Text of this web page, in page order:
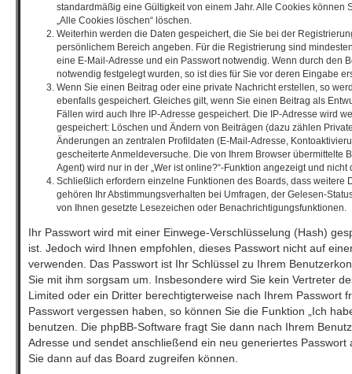
standardmäßig eine Gültigkeit von einem Jahr. Alle Cookies können
„Alle Cookies löschen“ löschen.
Weiterhin werden die Daten gespeichert, die Sie bei der
persönlichem Bereich angeben. Für die Registrierung sind
eine E-Mail-Adresse und ein Passwort notwendig. Wenn durch den
notwendig festgelegt wurden, so ist dies für Sie vor deren Eingabe
Wenn Sie einen Beitrag oder eine private Nachricht erstellen, so
ebenfalls gespeichert. Gleiches gilt, wenn Sie einen Beitrag als
Fällen wird auch Ihre IP-Adresse gespeichert. Die IP-Adresse wird
gespeichert: Löschen und Ändern von Beiträgen (dazu zählen
Änderungen an zentralen Profildaten (E-Mail-Adresse,
gescheiterte Anmeldeversuche. Die von Ihrem Browser übermittelte
Agent) wird nur in der „Wer ist online?“-Funktion angezeigt und
Schließlich erfordern einzelne Funktionen des Boards, dass weitere
gehören Ihr Abstimmungsverhalten bei Umfragen, der Gelesen-
von Ihnen gesetzte Lesezeichen oder Benachrichtigungsfunktionen.
Ihr Passwort wird mit einer Einwege-Verschlüsselung (Hash)
ist. Jedoch wird Ihnen empfohlen, dieses Passwort nicht auf
verwenden. Das Passwort ist Ihr Schlüssel zu Ihrem
Sie mit ihm sorgsam um. Insbesondere wird Sie kein Vertreter
Limited oder ein Dritter berechtigterweise nach Ihrem Passwort
Passwort vergessen haben, so können Sie die Funktion „Ich
benutzen. Die phpBB-Software fragt Sie dann nach Ihrem
Adresse und sendet anschließend ein neu generiertes Passwort
Sie dann auf das Board zugreifen können.